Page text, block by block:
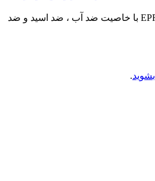
کابل 25*3 لاستیکی افشان EPR با خاصیت ضد آب ، ضد اسید و ضد
.